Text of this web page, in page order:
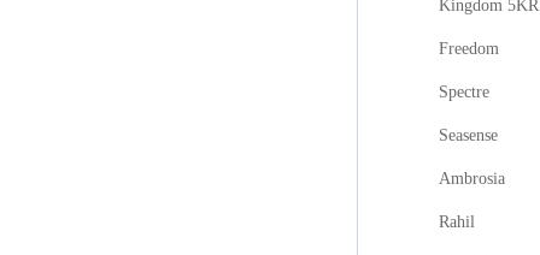
Kingdom 5KR
Freedom
Spectre
Seasense
Ambrosia
Rahil